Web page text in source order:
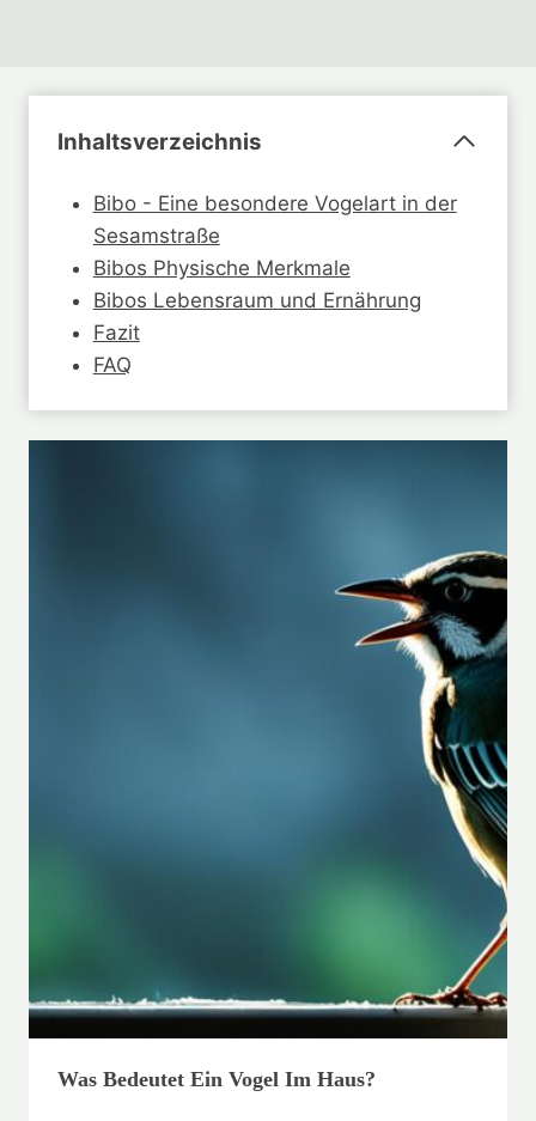
Inhaltsverzeichnis
Bibo - Eine besondere Vogelart in der
Sesamstraße
Bibos Physische Merkmale
Bibos Lebensraum und Ernährung
Fazit
FAQ
Was Bedeutet Ein Vogel Im Haus?